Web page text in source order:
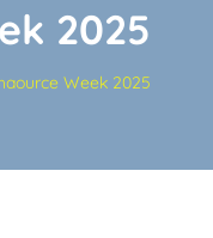
2025
Week 2025